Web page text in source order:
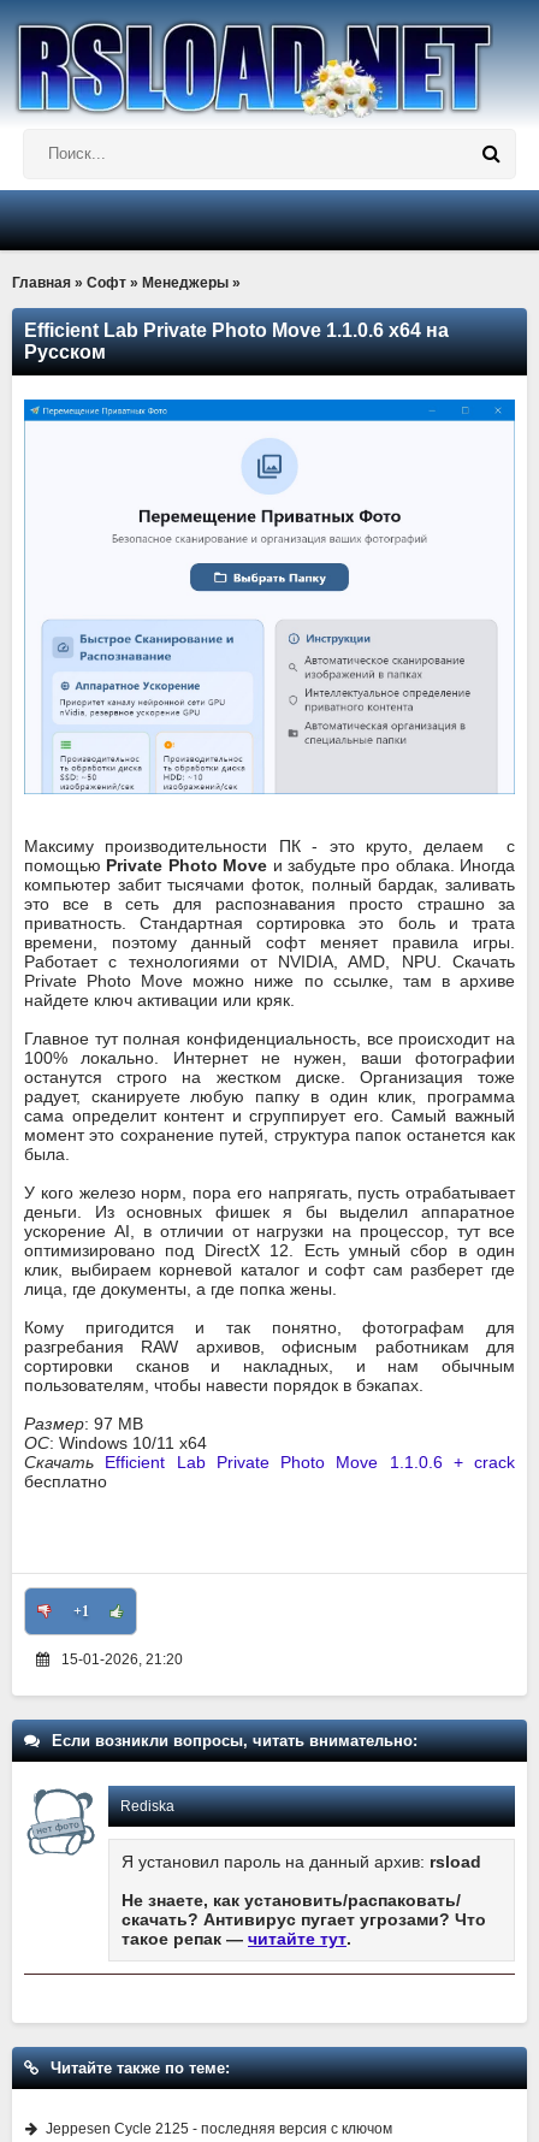
Главная » Софт » Менеджеры »
Efficient Lab Private Photo Move 1.1.0.6 x64 на
Русском
Максиму производительности ПК - это круто, делаем с
помощью Private Photo Move и забудьте про облака. Иногда
компьютер забит тысячами фоток, полный бардак, заливать
это все в сеть для распознавания просто страшно за
приватность. Стандартная сортировка это боль и трата
времени, поэтому данный софт меняет правила игры.
Работает с технологиями от NVIDIA, AMD, NPU. Скачать
Private Photo Move можно ниже по ссылке, там в архиве
найдете ключ активации или кряк.
Главное тут полная конфиденциальность, все происходит на
100% локально. Интернет не нужен, ваши фотографии
останутся строго на жестком диске. Организация тоже
радует, сканируете любую папку в один клик, программа
сама определит контент и сгруппирует его. Самый важный
момент это сохранение путей, структура папок останется как
была.
У кого железо норм, пора его напрягать, пусть отрабатывает
деньги. Из основных фишек я бы выделил аппаратное
ускорение AI, в отличии от нагрузки на процессор, тут все
оптимизировано под DirectX 12. Есть умный сбор в один
клик, выбираем корневой каталог и софт сам разберет где
лица, где документы, а где попка жены.
Кому пригодится и так понятно, фотографам для
разгребания RAW архивов, офисным работникам для
сортировки сканов и накладных, и нам обычным
пользователям, чтобы навести порядок в бэкапах.
Размер: 97 MB
ОС: Windows 10/11 x64
Скачать Efficient Lab Private Photo Move 1.1.0.6 + crack
бесплатно
+1
15-01-2026, 21:20
Если возникли вопросы, читать внимательно:
Rediska
Я установил пароль на данный архив: rsload
Не знаете, как установить/распаковать/
скачать? Антивирус пугает угрозами? Что
такое репак — читайте тут.
Читайте также по теме:
Jeppesen Cycle 2125 - последняя версия с ключом